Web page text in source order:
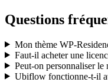
Questions
Mon thème WP-
Faut-il acheter une
Peut-on personnaliser le
Ubiflow fonctionne-t-il